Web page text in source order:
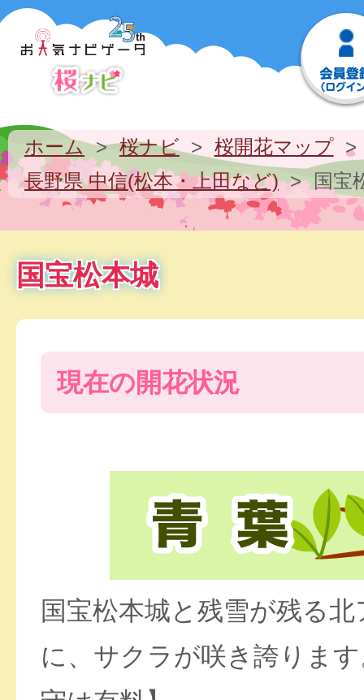
ホーム 桜ナビ
桜開花マップ
長野県 中信(松本・上田など)
国宝
国宝松本城
現在の開花状況
国宝松本城と残雪が残る
に、サクラが咲き誇りま